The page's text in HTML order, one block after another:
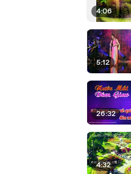
4:06
5:12
26:32
4:32